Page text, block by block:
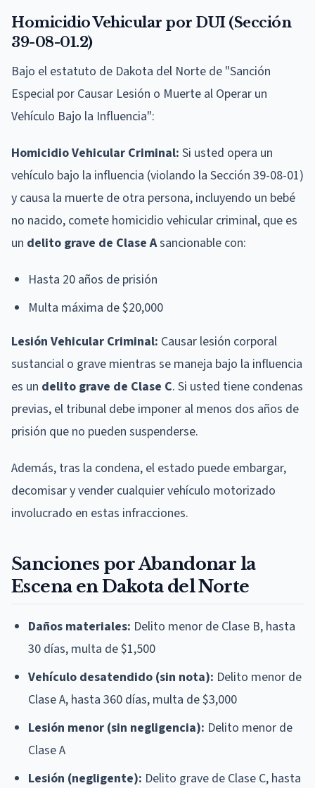
Homicidio Vehicular por DUI (Sección
39-08-01.2)
Bajo el estatuto de Dakota del Norte de "Sanción
Especial por Causar Lesión o Muerte al Operar un
Vehículo Bajo la Influencia":
Homicidio Vehicular Criminal: Si usted opera un
vehículo bajo la influencia (violando la Sección 39-08-01)
y causa la muerte de otra persona, incluyendo un bebé
no nacido, comete homicidio vehicular criminal, que es
un delito grave de Clase Asancionable con:
Hasta 20 años de prisión
Multa máxima de $20,000
Lesión Vehicular Criminal: Causar lesión corporal
sustancial o grave mientras se maneja bajo la influencia
es un delito grave de Clase C. Si usted tiene condenas
previas, el tribunal debe imponer al menos dos años de
prisión que no pueden suspenderse.
Además, tras la condena, el estado puede embargar,
decomisar y vender cualquier vehículo motorizado
involucrado en estas infracciones.
Sanciones por Abandonar la
Escena en Dakota del Norte
Daños materiales: Delito menor de Clase B, hasta
30 días, multa de $1,500
Vehículo desatendido (sin nota): Delito menor de
Clase A, hasta 360 días, multa de $3,000
Lesión menor (sin negligencia): Delito menor de
Clase A
Lesión (negligente): Delito grave de Clase C, hasta